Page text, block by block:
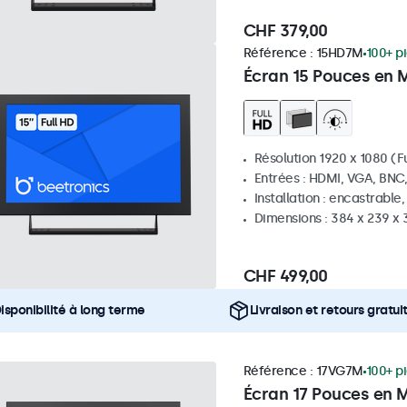
CHF 379,00
Écran 15 Pouces en
Référence : 15HD7M 100+
Résolution 1920 x 1080
Entrées : HDMI, VGA,
Installation :
Dimensions : 384 x 239 x
CHF 499,00
à long terme Livraison et retours
Écran 17 Pouces en
Référence : 17VG7M 100+